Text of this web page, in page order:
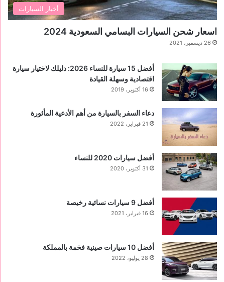
أخبار السيارات
اسعار شحن السيارات البسامي السعودية 2024
26 ديسمبر، 2021
أفضل 15 سيارة للنساء 2026: دليلك لاختيار سيارة
اقتصادية وسهلة القيادة
16 أكتوبر، 2019
دعاء السفر بالسيارة من أهم الأدعية المأثورة
21 فبراير، 2022
أفضل سيارات 2020 للنساء
31 أكتوبر، 2020
‏أفضل 9 سيارات نسائية رخيصة
16 فبراير، 2021
أفضل 10 سيارات صينية فخمة بالمملكة
28 يوليو، 2022